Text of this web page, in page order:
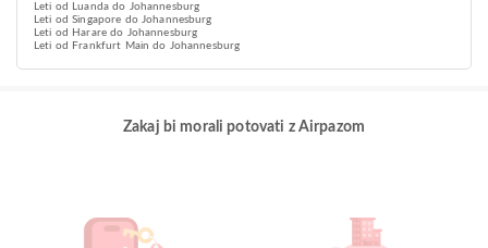
Leti od Luanda do Johannesburg
Leti od Singapore do Johannesburg
Leti od Harare do Johannesburg
Leti od Frankfurt Main do Johannesburg
Zakaj bi morali potovati z Airpazom